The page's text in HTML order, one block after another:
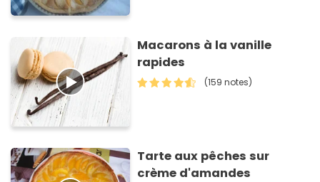
Macarons à la vanille
rapides
(159 notes)
Tarte aux pêches sur
crème d'amandes